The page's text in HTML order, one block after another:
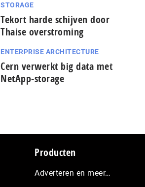
STORAGE
Tekort harde schijven door
Thaise overstroming
ENTERPRISE ARCHITECTURE
Cern verwerkt big data met
NetApp-storage
Producten
Adverteren en meer…